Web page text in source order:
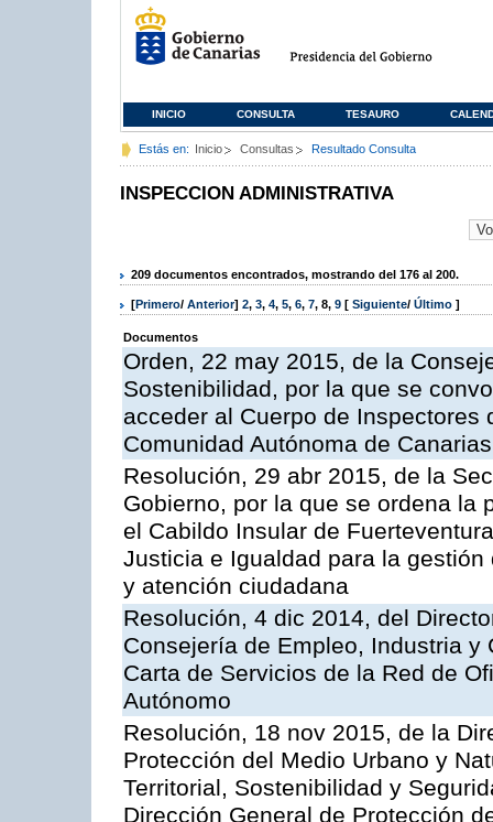
INICIO CONSULTA TESAURO
Estás en: Inicio Consultas Resultado Consulta
INSPECCION ADMINISTRATIVA
209 documentos encontrados, mostrando del 176 al 200.
[Primero/ Anterior] 2, 3, 4, 5, 6, 7, 8, 9 [ Siguiente/ Último ]
Documentos
Orden, 22 may 2015, de la
Sostenibilidad, por la que se
acceder al Cuerpo de
Comunidad Autónoma de Canarias
Resolución, 29 abr 2015, de la
Gobierno, por la que se ordena la
el Cabildo Insular de
Justicia e Igualdad para la
y atención ciudadana
Resolución, 4 dic 2014, del
Consejería de Empleo, Industria
Carta de Servicios de la Red de
Autónomo
Resolución, 18 nov 2015, de la
Protección del Medio Urbano y
Territorial, Sostenibilidad y
Dirección General de Protección